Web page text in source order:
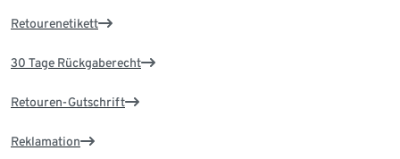
Retourenetikett
30 Tage Rückgaberecht
Retouren-Gutschrift
Reklamation